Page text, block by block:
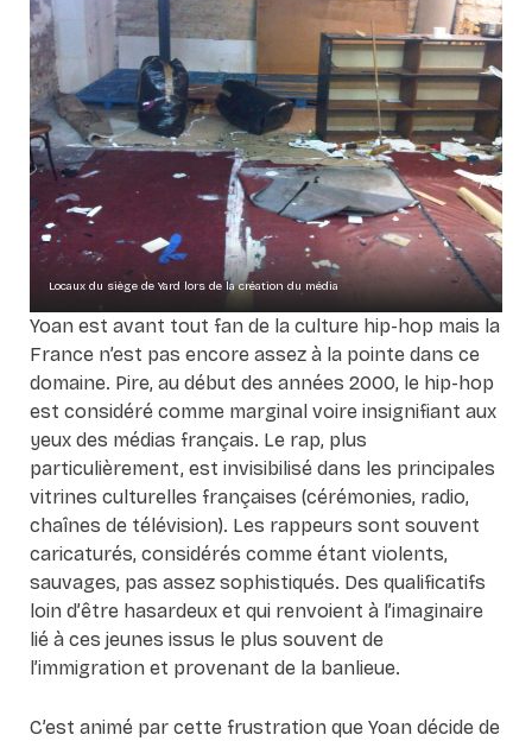
Locaux du siège de Yard lors de la création du média
Yoan est avant tout fan de la culture hip-hop mais la
France n’est pas encore assez à la pointe dans ce
domaine. Pire, au début des années 2000, le hip-hop
est considéré comme marginal voire insignifiant aux
yeux des médias français. Le rap, plus
particulièrement, est invisibilisé dans les principales
vitrines culturelles françaises (cérémonies, radio,
chaînes de télévision). Les rappeurs sont souvent
caricaturés, considérés comme étant violents,
sauvages, pas assez sophistiqués. Des qualificatifs
loin d’être hasardeux et qui renvoient à l’imaginaire
lié à ces jeunes issus le plus souvent de
l’immigration et provenant de la banlieue.
C’est animé par cette frustration que Yoan décide de